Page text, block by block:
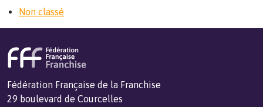
Non classé
Fédération Française de la Franchise
29 boulevard de Courcelles